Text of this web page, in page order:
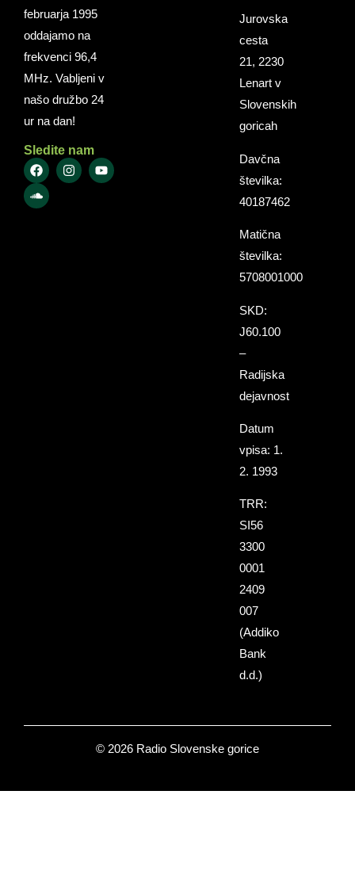
februarja 1995
oddajamo na
frekvenci 96,4
MHz. Vabljeni v
našo družbo 24
ur na dan!
Sledite nam
Jurovska
cesta
21, 2230
Lenart v
Slovenskih
goricah
Davčna
številka:
40187462
Matična
številka:
5708001000
SKD:
J60.100
–
Radijska
dejavnost
Datum
vpisa: 1.
2. 1993
TRR:
SI56
3300
0001
2409
007
(Addiko
Bank
d.d.)
© 2026 Radio Slovenske gorice